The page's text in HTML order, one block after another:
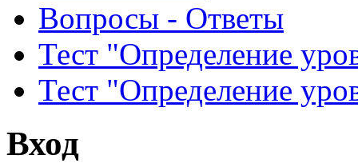
Вопросы - Ответы
Тест "Определение
Тест "Определение
Вход